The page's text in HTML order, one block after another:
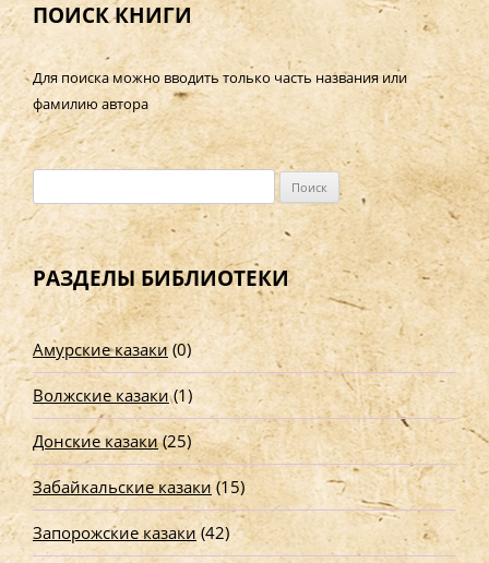
ПОИСК КНИГИ
Для поиска можно вводить только часть названия или
фамилию автора
а
й
т
и
:
РАЗДЕЛЫ БИБЛИОТЕКИ
Амурские казаки(0)
Волжские казаки(1)
Донские казаки(25)
Забайкальские казаки(15)
Запорожские казаки(42)